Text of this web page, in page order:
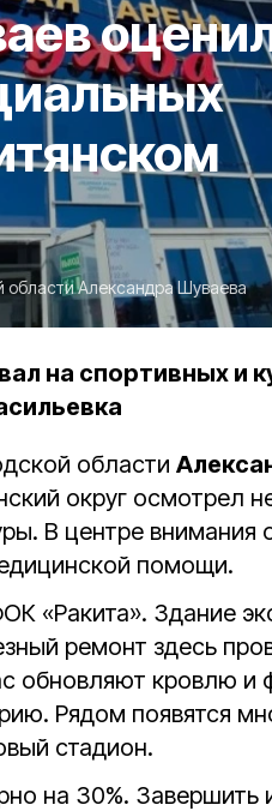
области Александра Шуваева
на спортивных и
области
округ осмотрел
В центре внимания
помощи.
«Ракита». Здание
ремонт здесь
обновляют кровлю и
Рядом появятся
стадион.
на 30%. Завершить